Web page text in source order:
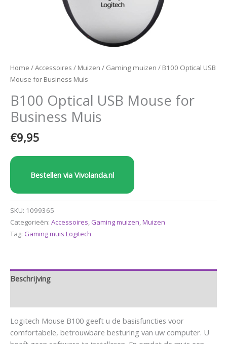
Home /Accessoires / Muizen / Gaming muizen / B100 Optical USB
Mouse for Business Muis
B100 Optical USB Mouse for
Business Muis
€9,95
Bestellen via Vivolanda.nl
SKU: 1099365
Categorieën: Accessoires, Gaming muizen,Muizen
Tag: Gaming muis Logitech
Beschrijving
Logitech Mouse B100 geeft u de basisfuncties voor
comfortabele, betrouwbare besturing van uw computer. U